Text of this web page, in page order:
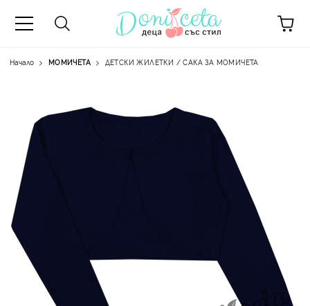
Начало МОМИЧЕТА ДЕТСКИ ЖИЛЕТКИ / САКА ЗА МОМИЧЕТА